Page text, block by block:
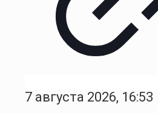
7 августа 2026, 16:53